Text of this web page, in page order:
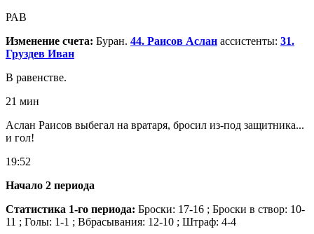
РАВ
Изменение счета: Буран. 44. Раисов Аслан ассистенты: 31.
Груздев Иван
В равенстве.
21 мин
Аслан Раисов выбегал на вратаря, бросил из-под защитника...
и гол!
19:52
Начало 2 периода
Статистика 1-го периода: Броски: 17-16 ; Броски в створ: 10-
11 ; Голы: 1-1 ; Вбрасывания: 12-10 ; Штраф: 4-4